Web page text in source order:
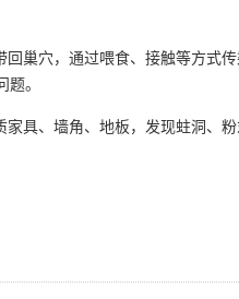
巢穴，通过喂食、接触等方式
。
具、墙角、地板，发现蛀洞、